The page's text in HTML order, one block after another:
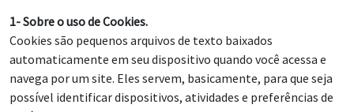
1- Sobre o uso de Cookies.
Cookies são pequenos arquivos de texto baixados
automaticamente em seu dispositivo quando você acessa e
navega por um site. Eles servem, basicamente, para que seja
possível identificar dispositivos, atividades e preferências de